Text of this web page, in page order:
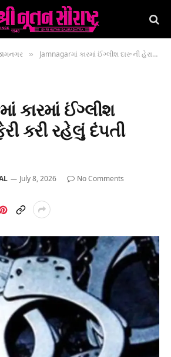
» Jamnagarમાં કારમાં ઈંગ્લીશ દારૂની હેરાફેરી કરી રહેલું દંપતી ઝડપાયું
કારમાં ઈંગ્લીશ
કરી રહેલું દંપતી
July 8, 2026
No Comments